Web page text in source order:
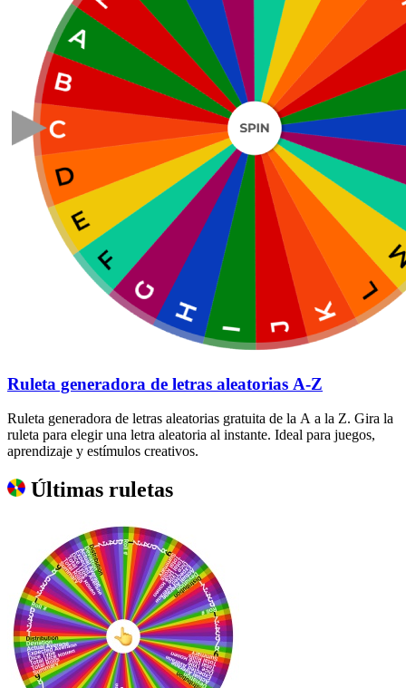
Ruleta generadora de letras aleatorias A-Z
Ruleta generadora de letras aleatorias gratuita de la A a la Z. Gira la
ruleta para elegir una letra aleatoria al instante. Ideal para juegos,
aprendizaje y estímulos creativos.
Últimas ruletas